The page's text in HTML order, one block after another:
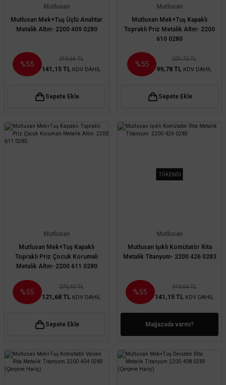
Mutlusan
Mutlusan Mek+Tuş Üçlü Anahtar
Metalik Altın- 2200 409 0280
%55
313,66 TL
141,15 TL KDV DAHİL
Sepete Ekle
Mutlusan
Mutlusan Mek+Tuş Kapaklı
Topraklı Priz Metalik Altın- 2200
610 0280
%55
221,72 TL
99,78 TL KDV DAHİL
Sepete Ekle
Mutlusan
Mutlusan Mek+Tuş Kapaklı
Topraklı Priz Çocuk Korumalı
Metalik Altın- 2200 611 0280
%55
270,40 TL
121,68 TL KDV DAHİL
Sepete Ekle
TÜKENDİ
Mutlusan
Mutlusan Işıklı Komütatör Rita
Metalik Titanyum- 2200 426 0283
%55
313,66 TL
141,15 TL KDV DAHİL
Mağazada varmı?